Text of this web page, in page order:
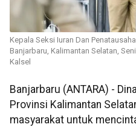
Kepala Seksi Iuran Dan
Banjarbaru, Kalimantan Selatan,
Kalsel
Banjarbaru (ANTARA) -
Provinsi Kalimantan
masyarakat untuk